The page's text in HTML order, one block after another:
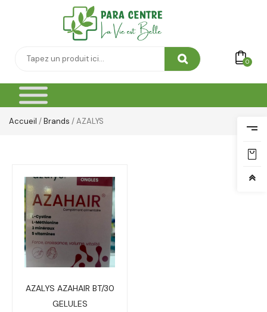
0
Accueil /Brands / AZALYS
AZALYS AZAHAIR BT/30
GELULES